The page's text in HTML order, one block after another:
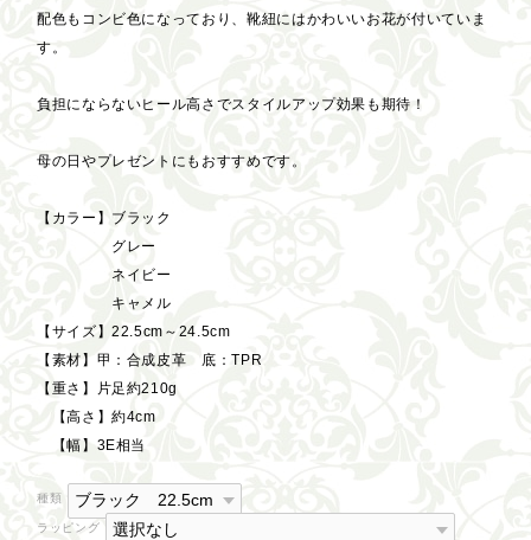
配色もコンビ色になっており、靴紐にはかわいいお花が付いていま
す。
負担にならないヒール高さでスタイルアップ効果も期待！
母の日やプレゼントにもおすすめです。
【カラー】ブラック
グレー
ネイビー
キャメル
【サイズ】22.5cm～24.5cm
【素材】甲：合成皮革 底：TPR
【重さ】片足約210g
【高さ】約4cm
【幅】3E相当
種類
ラッピング